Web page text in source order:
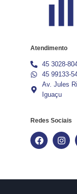
Atendimento
45 3028-
45 99133-
Av. Jules
Iguaçu
Redes Sociais